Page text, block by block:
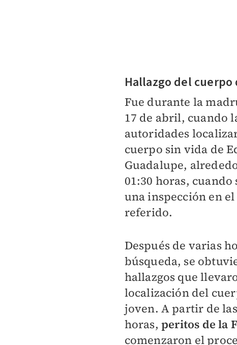
Hallazgo del cuerpo
Fue durante la
17 de abril, cuando
autoridades
cuerpo sin vida de
Guadalupe,
01:30 horas, cuando
una inspección en
referido.
Después de varias
búsqueda, se
hallazgos que
localización del
joven. A partir de
horas, peritos de la
comenzaron el